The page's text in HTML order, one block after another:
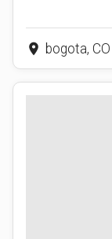
place bogota, CO